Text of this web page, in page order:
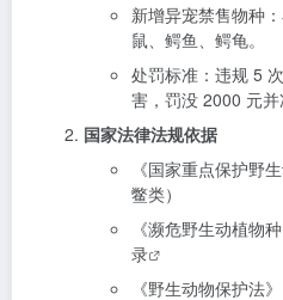
新增异宠禁售物种
鼠、鳄鱼、鳄龟。
处罚标准：违规 5
害，罚没 2000 元并
国家法律法规依据
《国家重点保护野
鳖类）
《濒危野生动植物
录
《野生动物保护法》